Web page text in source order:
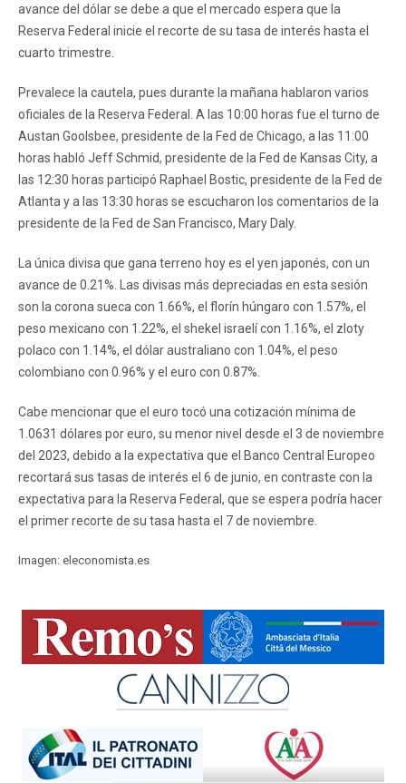
avance del dólar se debe a que el mercado espera que la
Reserva Federal inicie el recorte de su tasa de interés hasta el
cuarto trimestre.
Prevalece la cautela, pues durante la mañana hablaron varios
oficiales de la Reserva Federal. A las 10:00 horas fue el turno de
Austan Goolsbee, presidente de la Fed de Chicago, a las 11:00
horas habló Jeff Schmid, presidente de la Fed de Kansas City, a
las 12:30 horas participó Raphael Bostic, presidente de la Fed de
Atlanta y a las 13:30 horas se escucharon los comentarios de la
presidente de la Fed de San Francisco, Mary Daly.
La única divisa que gana terreno hoy es el yen japonés, con un
avance de 0.21%. Las divisas más depreciadas en esta sesión
son la corona sueca con 1.66%, el florín húngaro con 1.57%, el
peso mexicano con 1.22%, el shekel israelí con 1.16%, el zloty
polaco con 1.14%, el dólar australiano con 1.04%, el peso
colombiano con 0.96% y el euro con 0.87%.
Cabe mencionar que el euro tocó una cotización mínima de
1.0631 dólares por euro, su menor nivel desde el 3 de noviembre
del 2023, debido a la expectativa que el Banco Central Europeo
recortará sus tasas de interés el 6 de junio, en contraste con la
expectativa para la Reserva Federal, que se espera podría hacer
el primer recorte de su tasa hasta el 7 de noviembre.
Imagen: eleconomista.es